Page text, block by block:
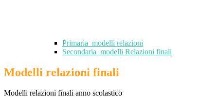
Primaria_modelli relazioni
Secondaria_modelli Relazioni finali
Modelli relazioni finali
Modelli relazioni finali anno scolastico